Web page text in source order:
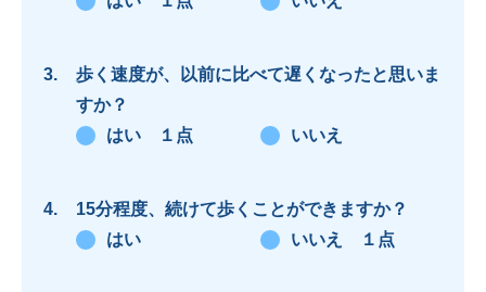
歩く速度が、以前に比べて遅くなったと思いま
すか？
はい １点
いいえ
15分程度、続けて歩くことができますか？
はい
いいえ １点